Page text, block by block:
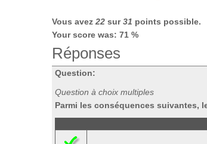
Vous avez 22 sur31 points possible.
Your score was: 71 %
Réponses
Question:
Question à choix multiples
Parmi les conséquences suivantes,